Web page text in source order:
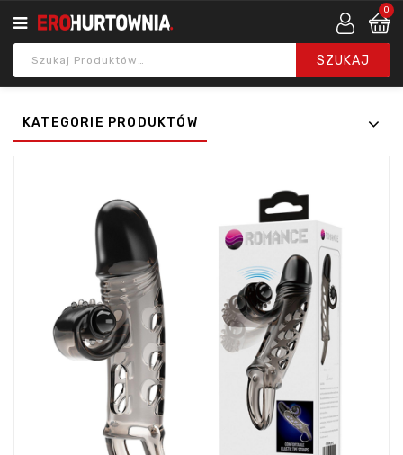
0
KATEGORIE PRODUKTÓW